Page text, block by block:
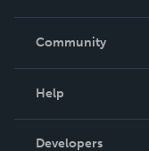
In The News
Community
Podcast
Help
Order Lookup
Developers